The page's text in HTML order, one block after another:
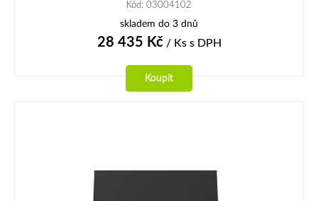
Kód: 03004102
skladem do 3 dnů
28 435 Kč/ Ks s DPH
Koupit